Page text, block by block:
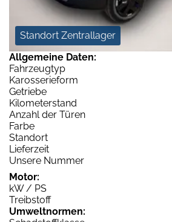
Standort Zentrallager
Allgemeine Daten:
Fahrzeugtyp
Karosserieform
Getriebe
Kilometerstand
Anzahl der Türen
Farbe
Standort
Lieferzeit
Unsere Nummer
Motor:
kW / PS
Treibstoff
Umweltnormen: